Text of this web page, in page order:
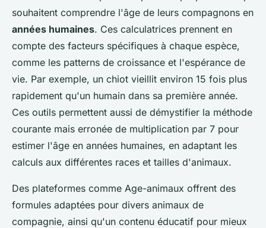
souhaitent comprendre l'âge de leurs compagnons en
années humaines. Ces calculatrices prennent en
compte des facteurs spécifiques à chaque espèce,
comme les patterns de croissance et l'espérance de
vie. Par exemple, un chiot vieillit environ 15 fois plus
rapidement qu'un humain dans sa première année.
Ces outils permettent aussi de démystifier la méthode
courante mais erronée de multiplication par 7 pour
estimer l'âge en années humaines, en adaptant les
calculs aux différentes races et tailles d'animaux.
Des plateformes comme Age-animaux offrent des
formules adaptées pour divers animaux de
compagnie, ainsi qu'un contenu éducatif pour mieux